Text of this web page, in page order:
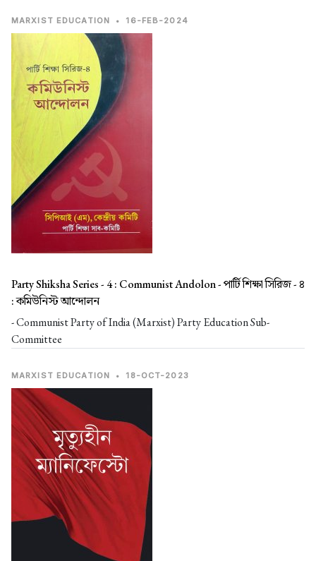
MARXIST EDUCATION • 16-FEB-2024
Party Shiksha Series - 4 : Communist Andolon -পার্টি শিক্ষা সিরিজ - ৪
: কমিউনিস্ট আন্দোলন
- Communist Party of India (Marxist) Party Education Sub-
Committee
MARXIST EDUCATION • 18-OCT-2023